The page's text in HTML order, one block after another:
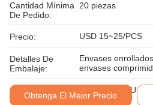
Cantidad Mínima
De Pedido:
20 piezas
Precio: USD 15~25/PCS
Detalles De
Embalaje:
Envases
envases
Condiciones De
Pago:
T/T, Western
Obtenga El Mejor Precio